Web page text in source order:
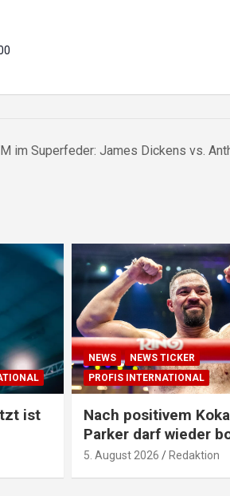
im Superfeder: James Dickens vs.
ist
NEWS
NEWS TICKER
PROFIS INTERNATIONAL
Nach positivem
Parker darf wieder
5. August 2026 Redaktion